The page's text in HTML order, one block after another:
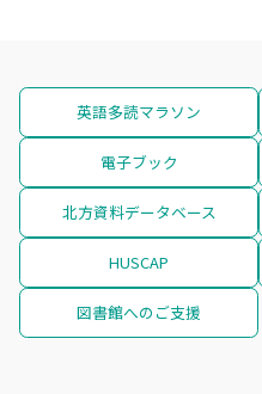
英語多読マラソン
電子ブック
北方資料データベース
HUSCAP
図書館へのご支援